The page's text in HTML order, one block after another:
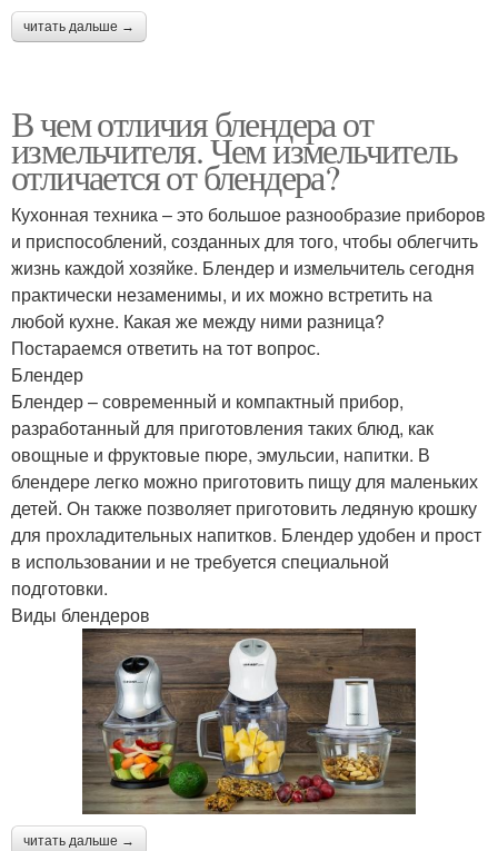
читать дальше →
В чем отличия блендера от
измельчителя. Чем измельчитель
отличается от блендера?
Кухонная техника – это большое разнообразие приборов
и приспособлений, созданных для того, чтобы облегчить
жизнь каждой хозяйке. Блендер и измельчитель сегодня
практически незаменимы, и их можно встретить на
любой кухне. Какая же между ними разница?
Постараемся ответить на тот вопрос.
Блендер
Блендер – современный и компактный прибор,
разработанный для приготовления таких блюд, как
овощные и фруктовые пюре, эмульсии, напитки. В
блендере легко можно приготовить пищу для маленьких
детей. Он также позволяет приготовить ледяную крошку
для прохладительных напитков. Блендер удобен и прост
в использовании и не требуется специальной
подготовки.
Виды блендеров
читать дальше →